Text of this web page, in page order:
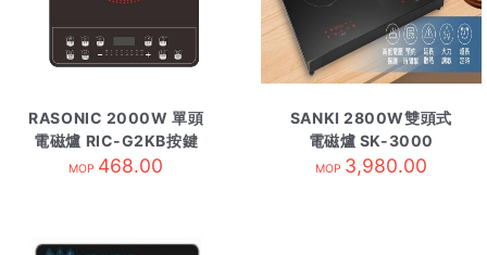
RASONIC 2000W 單頭
電磁爐 RIC-G2KB按鍵
式
MOP 468.00
SANKI 2800W雙頭式
電磁爐 SK-3000
MOP 3,980.00